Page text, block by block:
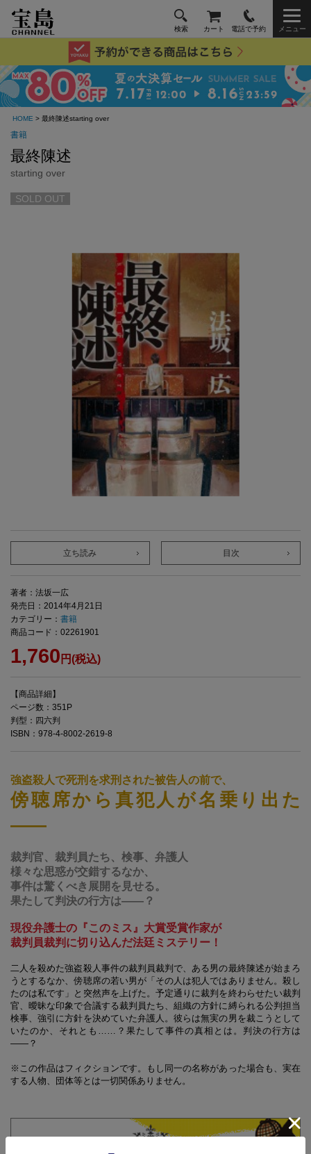
検索 カート 電話で予約 メニュー
HOME > 最終陳述starting over
書籍
最終陳述
starting over
SOLD OUT
立ち読み 目次
著者：法坂一広
発売日：2014年4月21日
カテゴリー： 書籍
商品コード：02261901
1,760 円(税込)
【商品詳細】
ページ数：351P
判型：四六判
ISBN：978-4-8002-2619-8
強盗殺人で死刑を求刑された被告人の前で、
傍聴席から真犯人が名乗り出た
――
裁判官、裁判員たち、検事、弁護人
様々な思惑が交錯するなか、
事件は驚くべき展開を見せる。
果たして判決の行方は――？
現役弁護士の『このミス』大賞受賞作家が
裁判員裁判に切り込んだ法廷ミステリー！
二人を殺めた強盗殺人事件の裁判員裁判で、ある男の最終陳述が始まろ
うとするなか、傍聴席の若い男が「その人は犯人ではありません。殺し
たのは私です」と突然声を上げた。予定通りに裁判を終わらせたい裁判
官、曖昧な印象で合議する裁判員たち、組織の方針に縛られる公判担当
検事、強引に方針を決めていた弁護人。彼らは無実の男を裁こうとして
いたのか、それとも……？果たして事件の真相とは。判決の行方は
――？
※この作品はフィクションです。もし同一の名称があった場合も、実在
する人物、団体等とは一切関係ありません。